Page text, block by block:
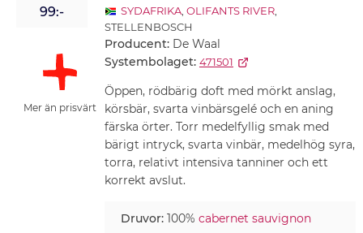
99:-
Mer än prisvärt
SYDAFRIKA, OLIFANTS RIVER,
STELLENBOSCH
Producent: De Waal
Systembolaget: 471501
Öppen, rödbärig doft med mörkt anslag,
körsbär, svarta vinbärsgelé och en aning
färska örter. Torr medelfyllig smak med
bärigt intryck, svarta vinbär, medelhög syra,
torra, relativt intensiva tanniner och ett
korrekt avslut.
Druvor:100% cabernet sauvignon